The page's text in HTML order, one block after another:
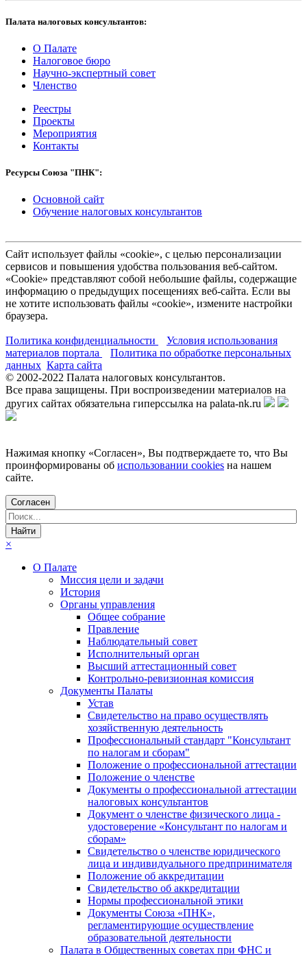
Палата налоговых консультантов:
О Палате
Налоговое бюро
Научно-экспертный совет
Членство
Реестры
Проекты
Мероприятия
Контакты
Ресурсы Союза "ПНК":
Основной сайт
Обучение налоговых консультантов
Сайт использует файлы «cookie», с целью персонализации
сервисов и повышения удобства пользования веб-сайтом.
«Cookie» представляют собой небольшие файлы, содержащие
информацию о предыдущих посещениях веб-сайта. Если вы
не хотите использовать файлы «cookie», измените настройки
браузера.
Политика конфиденциальности
Условия использования
материалов портала
Политика по обработке персональных
данных Карта сайта
© 2002-2022 Палата налоговых консультантов.
Все права защищены. При воспроизведении материалов на
других сайтах обязательна гиперссылка на palata-nk.ru
Нажимая кнопку «Согласен», Вы подтверждаете то, что Вы
проинформированы об использовании cookies на нашем
сайте.
Согласен
×
О Палате
Миссия цели и задачи
История
Органы управления
Общее собрание
Правление
Наблюдательный совет
Исполнительный орган
Высший аттестационный совет
Контрольно-ревизионная комиссия
Документы Палаты
Устав
Свидетельство на право осуществлять
хозяйственную деятельность
Профессиональный стандарт "Консультант
по налогам и сборам"
Положение о профессиональной аттестации
Положение о членстве
Документы о профессиональной аттестации
налоговых консультантов
Документ о членстве физического лица -
удостоверение «Консультант по налогам и
сборам»
Свидетельство о членстве юридического
лица и индивидуального предпринимателя
Положение об аккредитации
Свидетельство об аккредитации
Нормы профессиональной этики
Документы Союза «ПНК»,
регламентирующие осуществление
образовательной деятельности
Палата в Общественных советах при ФНС и